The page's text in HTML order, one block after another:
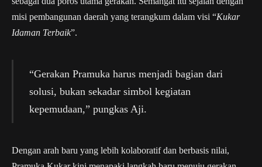
misi pembangunan daerah yang terangkum dalam visi “Kukar
Idaman Terbaik”.
“Gerakan Pramuka harus menjadi bagian dari
solusi, bukan sekadar simbol kegiatan
kepemudaan,” pungkas Aji.
Dengan arah baru yang lebih kolaboratif dan berbasis nilai,